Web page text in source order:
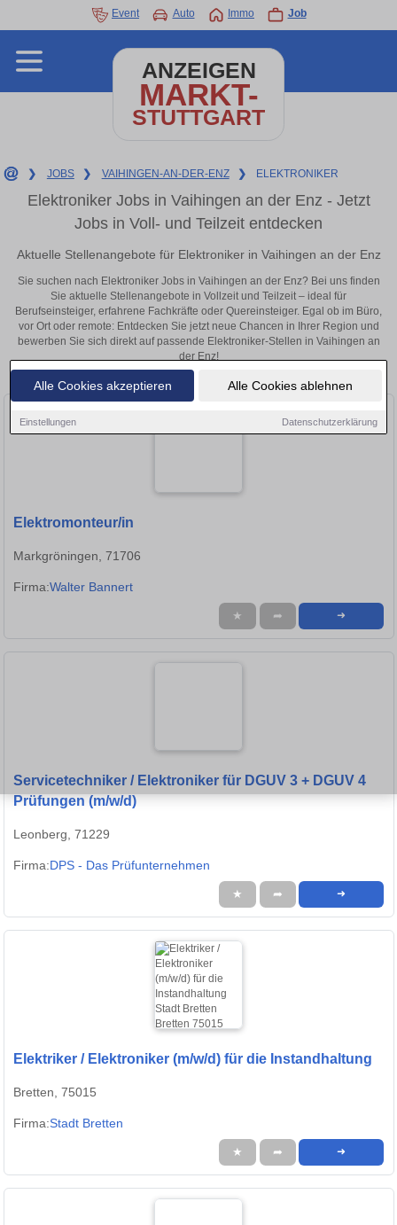
Alle Cookies akzeptieren Alle Cookies ablehnen
Einstellungen Datenschutzerklärung
Event Auto Immo Job
ANZEIGEN
MARKT-
STUTTGART
❯ JOBS ❯ VAIHINGEN-AN-DER-ENZ ❯ ELEKTRONIKER
Elektroniker Jobs in Vaihingen an der Enz - Jetzt
Jobs in Voll- und Teilzeit entdecken
Aktuelle Stellenangebote für Elektroniker in Vaihingen an der Enz
Sie suchen nach Elektroniker Jobs in Vaihingen an der Enz? Bei uns finden
Sie aktuelle Stellenangebote in Vollzeit und Teilzeit – ideal für
Berufseinsteiger, erfahrene Fachkräfte oder Quereinsteiger. Egal ob im Büro,
vor Ort oder remote: Entdecken Sie jetzt neue Chancen in Ihrer Region und
bewerben Sie sich direkt auf passende Elektroniker-Stellen in Vaihingen an
der Enz!
Elektromonteur/in
Markgröningen, 71706
Firma:Walter Bannert
★ ➦ ➜
Servicetechniker / Elektroniker für DGUV 3 + DGUV 4
Prüfungen (m/w/d)
Leonberg, 71229
Firma:DPS - Das Prüfunternehmen
★ ➦ ➜
Elektriker / Elektroniker (m/w/d) für die Instandhaltung
Bretten, 75015
Firma:Stadt Bretten
★ ➦ ➜